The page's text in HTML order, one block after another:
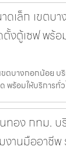
ดเล็ก เขตบ
งตู้เซฟ พร้
ตบางกอกน้อย บ
พร้อมให้บริการทั่ว
ทอง กทม. บ
านมืออาชีพ